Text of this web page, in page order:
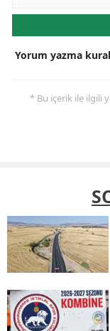
Yorum yazma
* Bu içerik ile ilgili